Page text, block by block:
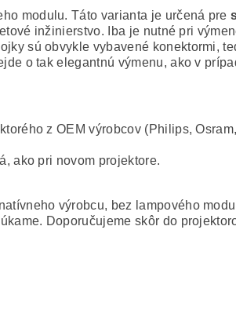
modulu. Táto varianta je určená pre
inžinierstvo. Iba je nutné pri
sú obvykle vybavené konektormi,
o tak elegantnú výmenu, ako v
z OEM výrobcov (Philips,
ako pri novom projektore.
výrobcu, bez lampového
Doporučujeme skôr do